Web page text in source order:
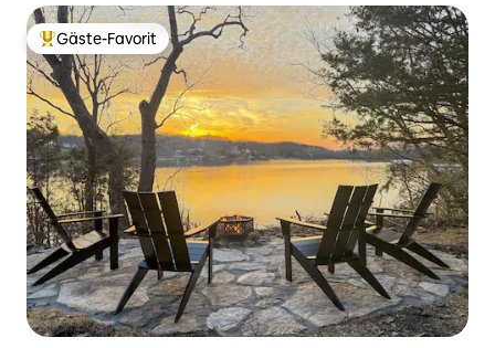
Beliebter Gäste-Favorit.
Gäste-Favorit